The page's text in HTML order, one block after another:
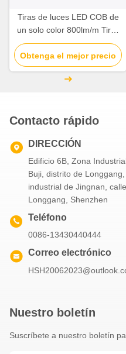
Tiras de luces LED COB de
un solo color 800lm/m Tiras
de luces LED de 12v
Regulables
Obtenga el mejor precio
Contacto rápido
DIRECCIÓN
Edificio 6B, Zona
Buji, distrito de
industrial de Jingnan,
Longgang, Shenzhen
Teléfono
0086-13430440444
Correo electrónico
Nuestro boletín
Suscríbete a nuestro boletín